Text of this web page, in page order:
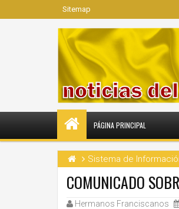
Sitemap
PÁGINA PRINCIPAL
Sistema de
COMUNICADO
Hermanos Franciscanos